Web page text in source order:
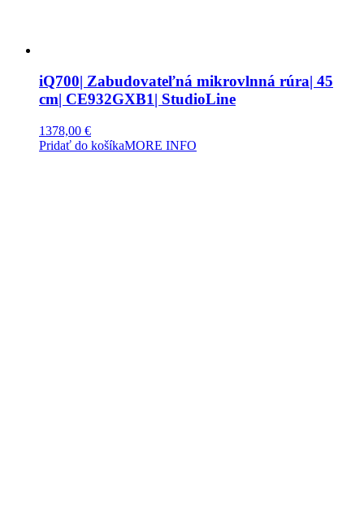
iQ700| Zabudovateľná mikrovlnná rúra| 45
cm| CE932GXB1| StudioLine
1378,00 €
Pridať do košíkaMORE INFO